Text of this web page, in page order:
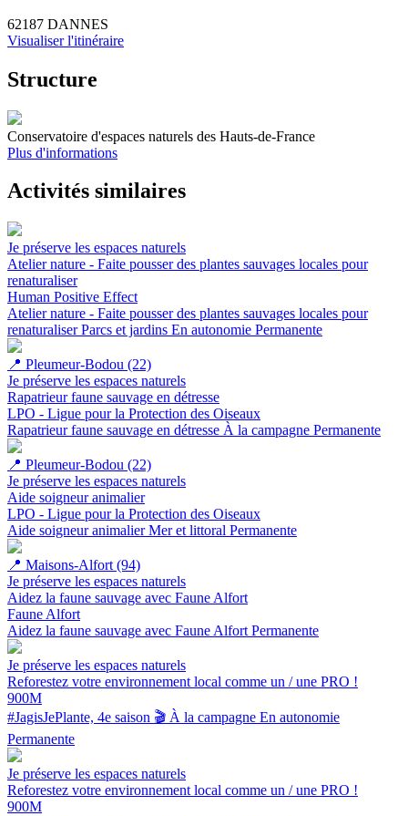
62187 DANNES
Visualiser l'itinéraire
Structure
Conservatoire d'espaces naturels des Hauts-de-France
Plus d'informations
Activités similaires
Je préserve les espaces naturels
Atelier nature - Faite pousser des plantes sauvages locales pour
renaturaliser
Human Positive Effect
Atelier nature - Faite pousser des plantes sauvages locales pour
renaturaliser Parcs et jardins En autonomie Permanente
📍 Pleumeur-Bodou (22)
Je préserve les espaces naturels
Rapatrieur faune sauvage en détresse
LPO - Ligue pour la Protection des Oiseaux
Rapatrieur faune sauvage en détresse À la campagne Permanente
📍 Pleumeur-Bodou (22)
Je préserve les espaces naturels
Aide soigneur animalier
LPO - Ligue pour la Protection des Oiseaux
Aide soigneur animalierMer et littoral Permanente
📍 Maisons-Alfort (94)
Je préserve les espaces naturels
Aidez la faune sauvage avec Faune Alfort
Faune Alfort
Aidez la faune sauvage avec Faune Alfort Permanente
Je préserve les espaces naturels
Reforestez votre environnement local comme un / une PRO !
900M
#JagisJePlante, 4e saison 🎬 À la campagne En autonomie
Permanente
Je préserve les espaces naturels
Reforestez votre environnement local comme un / une PRO !
900M